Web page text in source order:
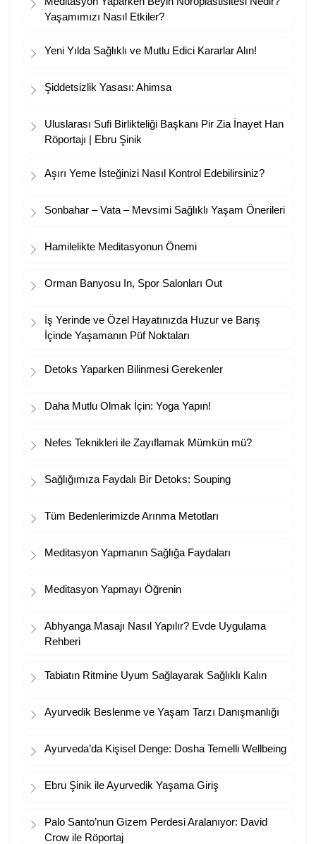
Yaşamımızı Nasıl Etkiler?
Yeni Yılda Sağlıklı ve Mutlu Edici Kararlar Alın!
Şiddetsizlik Yasası: Ahimsa
Uluslarası Sufi Birlikteliği Başkanı Pir Zia İnayet Han
Röportajı | Ebru Şinik
Aşırı Yeme İsteğinizi Nasıl Kontrol Edebilirsiniz?
Sonbahar – Vata – Mevsimi Sağlıklı Yaşam Önerileri
Hamilelikte Meditasyonun Önemi
Orman Banyosu In, Spor Salonları Out
İş Yerinde ve Özel Hayatınızda Huzur ve Barış
İçinde Yaşamanın Püf Noktaları
Detoks Yaparken Bilinmesi Gerekenler
Daha Mutlu Olmak İçin: Yoga Yapın!
Nefes Teknikleri ile Zayıflamak Mümkün mü?
Sağlığımıza Faydalı Bir Detoks: Souping
Tüm Bedenlerimizde Arınma Metotları
Meditasyon Yapmanın Sağlığa Faydaları
Meditasyon Yapmayı Öğrenin
Abhyanga Masajı Nasıl Yapılır? Evde Uygulama
Rehberi
Tabiatın Ritmine Uyum Sağlayarak Sağlıklı Kalın
Ayurvedik Beslenme ve Yaşam Tarzı Danışmanlığı
Ayurveda’da Kişisel Denge: Dosha Temelli Wellbeing
Ebru Şinik ile Ayurvedik Yaşama Giriş
Palo Santo’nun Gizem Perdesi Aralanıyor: David
Crow ile Röportaj